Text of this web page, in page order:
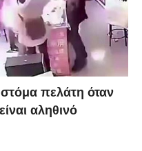
πελάτη όταν
αληθινό